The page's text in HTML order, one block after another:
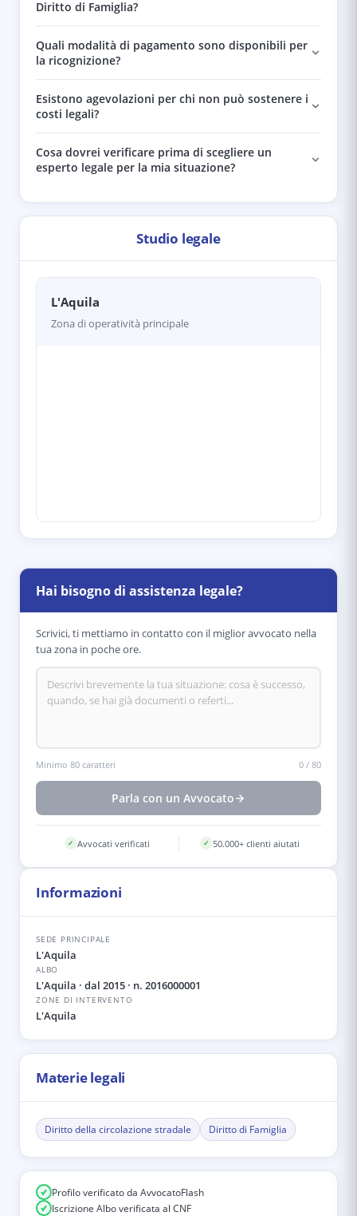
Diritto di Famiglia?
Quali modalità di pagamento sono disponibili per
la ricognizione?
Esistono agevolazioni per chi non può sostenere i
costi legali?
Cosa dovrei verificare prima di scegliere un
esperto legale per la mia situazione?
Studio legale
L'Aquila
Zona di operatività principale
Hai bisogno di assistenza legale?
Scrivici, ti mettiamo in contatto con il miglior avvocato nella
tua zona in poche ore.
Minimo 80 caratteri 0 / 80
Parla con un Avvocato
✓ Avvocati verificati ✓ 50.000+ clienti aiutati
Informazioni
SEDE PRINCIPALE
L'Aquila
ALBO
L'Aquila · dal 2015 · n. 2016000001
ZONE DI INTERVENTO
L'Aquila
Materie legali
Diritto della circolazione stradale Diritto di Famiglia
Profilo verificato da AvvocatoFlash
Iscrizione Albo verificata al CNF